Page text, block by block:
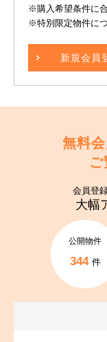
※購入希望条件に
※特別限定物件に
新規会員
無料
ご
会員登
大幅
公開物件
344 件